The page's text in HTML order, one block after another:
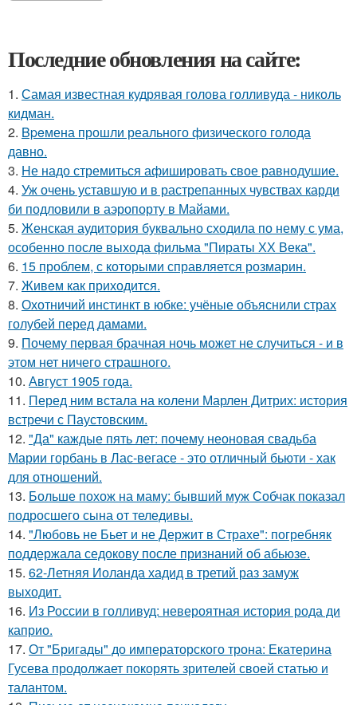
Последние обновления на сайте:
1. Самая известная кудрявая голова голливуда - николь
кидман.
2. Bpeмена прошли реального физического голода
давно.
3. Hе надо стремиться афишировать свое равнодушие.
4. Уж очень уставшую и в растрепанных чувствах карди
би подловили в аэропорту в Майами.
5. Женская аудитория буквально сходила по нему с ума,
особенно после выхода фильма "Пираты ХХ Века".
6. 15 проблем, с которыми справляется розмарин.
7. Живeм как приходится.
8. Охотничий инстинкт в юбке: учёные объяснили страх
голубей перед дамами.
9. Почему первая брачная ночь может не случиться - и в
этом нет ничего страшного.
10. Август 1905 года.
11. Перед ним встала на колени Марлен Дитрих: история
встречи с Паустовским.
12. "Да" каждые пять лет: почему неоновая свадьба
Марии горбань в Лас-вегасе - это отличный бьюти - хак
для отношений.
13. Больше похож на маму: бывший муж Собчак показал
подросшего сына от теледивы.
14. "Любовь не Бьет и не Держит в Страхе": погребняк
поддержала седокову после признаний об абьюзе.
15. 62-Летняя Иоланда хадид в третий раз замуж
выходит.
16. Из России в голливуд: невероятная история рода ди
каприо.
17. От "Бригады" до императорского трона: Екатерина
Гусева продолжает покорять зрителей своей статью и
талантом.